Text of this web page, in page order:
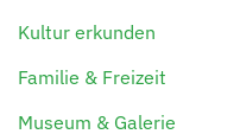
Kultur erkunden
Familie & Freizeit
Museum & Galerie